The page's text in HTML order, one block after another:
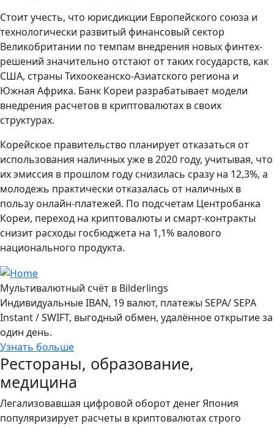
Стоит учесть, что юрисдикции Европейского союза и
технологически развитый финансовый сектор
Великобритании по темпам внедрения новых финтех-
решений значительно отстают от таких государств, как
США, страны Тихоокеанско-Азиатского региона и
Южная Африка. Банк Кореи разрабатывает модели
внедрения расчетов в криптовалютах в своих
структурах.
Корейское правительство планирует отказаться от
использования наличных уже в 2020 году, учитывая, что
их эмиссия в прошлом году снизилась сразу на 12,3%, а
молодежь практически отказалась от наличных в
пользу онлайн-платежей. По подсчетам Центробанка
Кореи, переход на криптовалюты и смарт-контракты
снизит расходы госбюджета на 1,1% валового
национального продукта.
Мультивалютный счёт в Bilderlings
Индивидуальные IBAN, 19 валют, платежы SEPA/ SEPA
Instant / SWIFT, выгодный обмен, удалённое открытие за
один день.
Узнать больше
Рестораны, образование,
медицина
Легализовавшая цифровой оборот денег Япония
популяризирует расчеты в криптовалютах строго